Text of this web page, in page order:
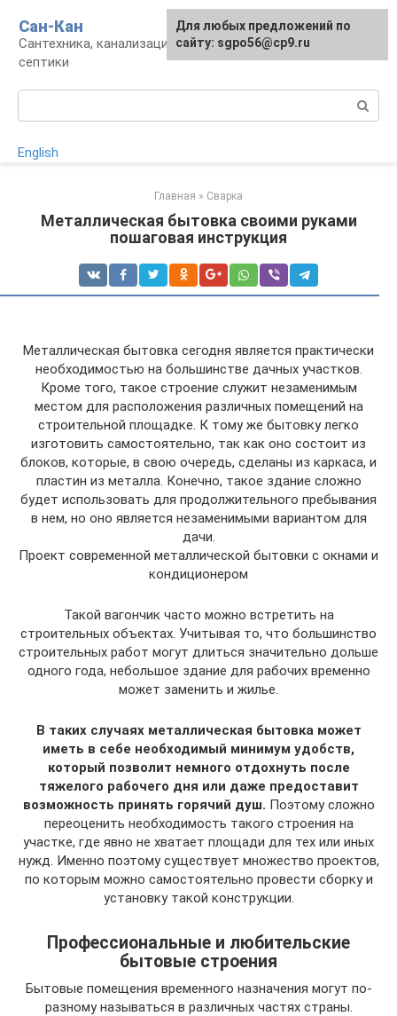
контенту
Сан-Кан
Сантехника, канализация, водопровод,
септики
English
Главная » Сварка
Металлическая бытовка своими руками
пошаговая инструкция
Металлическая бытовка сегодня является практически
необходимостью на большинстве дачных участков.
Кроме того, такое строение служит незаменимым
местом для расположения различных помещений на
строительной площадке. К тому же бытовку легко
изготовить самостоятельно, так как оно состоит из
блоков, которые, в свою очередь, сделаны из каркаса, и
пластин из металла. Конечно, такое здание сложно
будет использовать для продолжительного пребывания
в нем, но оно является незаменимыми вариантом для
дачи.
Проект современной металлической бытовки с окнами и
кондиционером
Такой вагончик часто можно встретить на
строительных объектах. Учитывая то, что большинство
строительных работ могут длиться значительно дольше
одного года, небольшое здание для рабочих временно
может заменить и жилье.
В таких случаях металлическая бытовка может
иметь в себе необходимый минимум удобств,
который позволит немного отдохнуть после
тяжелого рабочего дня или даже предоставит
возможность принять горячий душ. Поэтому сложно
переоценить необходимость такого строения на
участке, где явно не хватает площади для тех или иных
нужд. Именно поэтому существует множество проектов,
по которым можно самостоятельно провести сборку и
установку такой конструкции.
Профессиональные и любительские
бытовые строения
Бытовые помещения временного назначения могут по-
разному называться в различных частях страны.
Для любых предложений по
сайту: sgpo56@cp9.ru